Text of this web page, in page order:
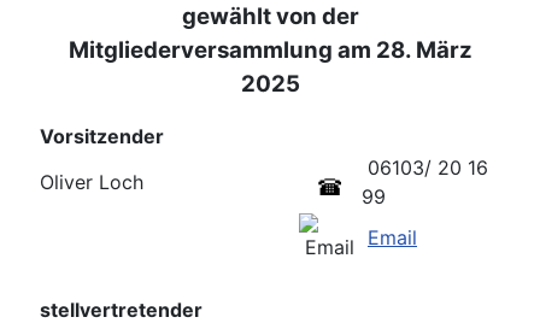
gewählt von der
Mitgliederversammlung am 28. März
2025
Vorsitzender
Oliver Loch
06103/ 20 16
99
Email
stellvertretender